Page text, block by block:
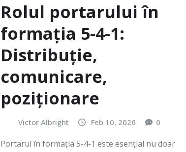
Rolul portarului în
formația 5-4-1:
Distribuție,
comunicare,
poziționare
Victor Albright Feb 10, 2026 0
Portarul în formația 5-4-1 este esențial nu doar